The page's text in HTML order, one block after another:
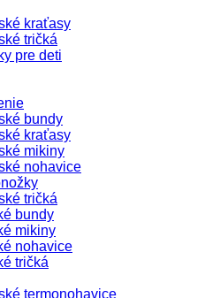
kraťasy
tričká
pre deti
bundy
kraťasy
mikiny
nohavice
tričká
bundy
mikiny
nohavice
tričká
termonohavice